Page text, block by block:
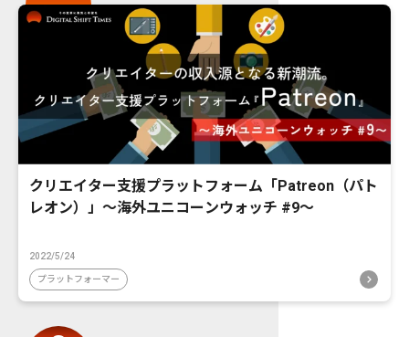
クリエイター支援プラットフォーム「Patreon（パト
レオン）」〜海外ユニコーンウォッチ #9〜
2022/5/24
プラットフォーマー